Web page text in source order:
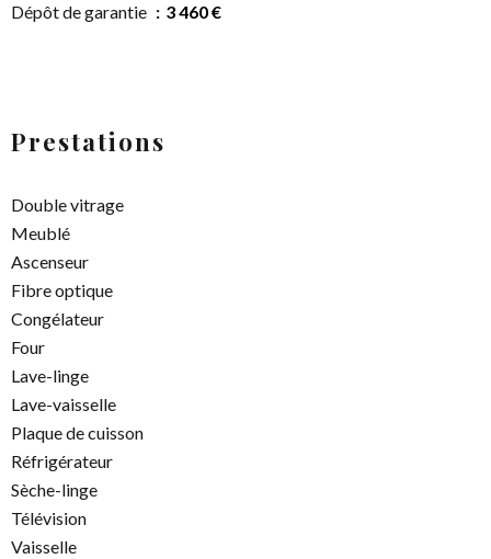
Dépôt de garantie
3 460 €
Prestations
Double vitrage
Meublé
Ascenseur
Fibre optique
Congélateur
Four
Lave-linge
Lave-vaisselle
Plaque de cuisson
Réfrigérateur
Sèche-linge
Télévision
Vaisselle